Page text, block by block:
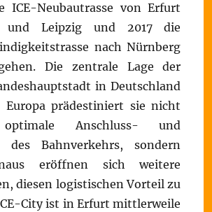
ICE-Neubautrasse von Erfurt
und Leipzig und 2017 die
nach Nürnberg
Die zentrale Lage der
in Deutschland
prädestiniert sie nicht
Anschluss- und
des Bahnverkehrs, sondern
eröffnen sich weitere
diesen logistischen Vorteil zu
City ist in Erfurt mittlerweile